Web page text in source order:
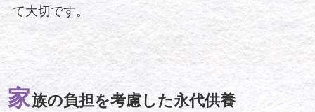
て大切です。
家族の負担を考慮した永代供養